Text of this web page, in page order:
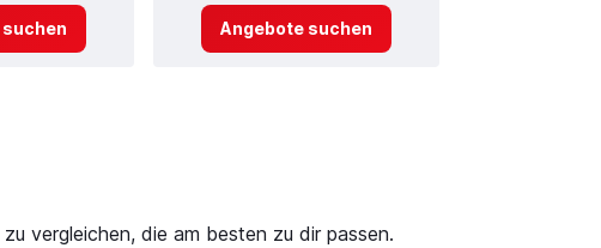
Angebote suchen
vergleichen, die am besten zu dir passen.